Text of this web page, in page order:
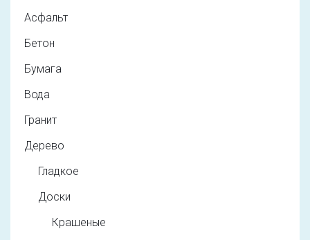
Асфальт
Бетон
Бумага
Вода
Гранит
Дерево
Гладкое
Доски
Крашеные